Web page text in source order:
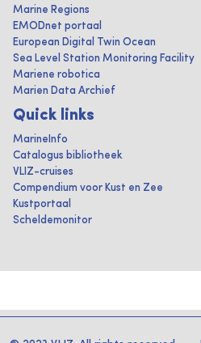
Marine Regions
EMODnet portaal
European Digital Twin Ocean
Sea Level Station Monitoring Facility
Mariene robotica
Marien Data Archief
Quick links
MarineInfo
Catalogus bibliotheek
VLIZ-cruises
Compendium voor Kust en Zee
Kustportaal
Scheldemonitor